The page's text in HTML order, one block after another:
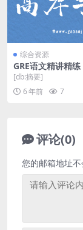
综合资源
GRE语文精讲精练
新侃 课时：20）百
[db:摘要]
6 年前
7
评论(0)
您的邮箱地址不